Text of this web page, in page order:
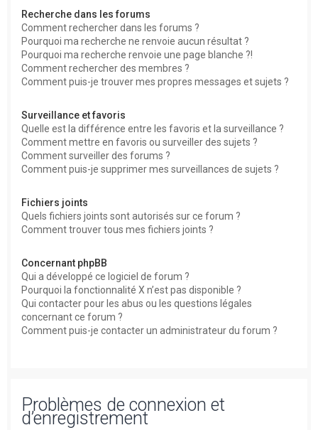
Recherche dans les forums
Comment rechercher dans les forums ?
Pourquoi ma recherche ne renvoie aucun résultat ?
Pourquoi ma recherche renvoie une page blanche ?!
Comment rechercher des membres ?
Comment puis-je trouver mes propres messages et sujets ?
Surveillance et favoris
Quelle est la différence entre les favoris et la surveillance ?
Comment mettre en favoris ou surveiller des sujets ?
Comment surveiller des forums ?
Comment puis-je supprimer mes surveillances de sujets ?
Fichiers joints
Quels fichiers joints sont autorisés sur ce forum ?
Comment trouver tous mes fichiers joints ?
Concernant phpBB
Qui a développé ce logiciel de forum ?
Pourquoi la fonctionnalité X n’est pas disponible ?
Qui contacter pour les abus ou les questions légales
concernant ce forum ?
Comment puis-je contacter un administrateur du forum ?
Problèmes de connexion et
d’enregistrement